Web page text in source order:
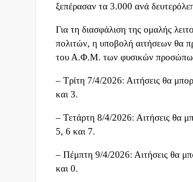
ξεπέρασαν τα 3.000 ανά
Για τη διασφάλιση της ομαλής
πολιτών, η υποβολή αιτήσεων θα
του Α.Φ.Μ. των φυσικών
– Τρίτη 7/4/2026: Αιτήσεις θα
και 3.
– Τετάρτη 8/4/2026: Αιτήσεις θα
5, 6 και 7.
– Πέμπτη 9/4/2026: Αιτήσεις θα
και 0.